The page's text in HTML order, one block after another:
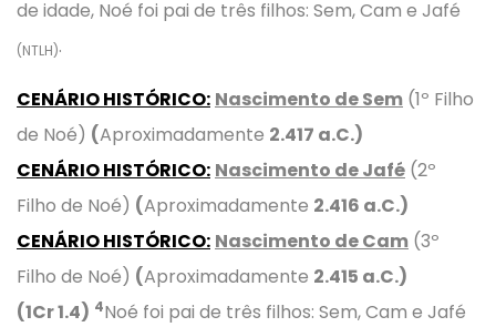
de idade, Noé foi pai de três filhos: Sem, Cam e Jafé
(NTLH).
CENÁRIO HISTÓRICO: Nascimento de Sem (1º Filho
de Noé) (Aproximadamente 2.417 a.C.)
CENÁRIO HISTÓRICO: Nascimento de Jafé (2º
Filho de Noé) (Aproximadamente 2.416 a.C.)
CENÁRIO HISTÓRICO: Nascimento de Cam (3º
Filho de Noé) (Aproximadamente 2.415 a.C.)
(1Cr 1.4) 4Noé foi pai de três filhos: Sem, Cam e Jafé